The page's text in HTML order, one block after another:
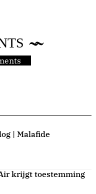
| Malafide
krijgt toestemming